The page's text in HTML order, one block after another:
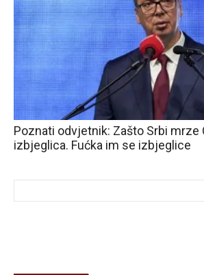
Poznati odvjetnik: Zašto Srbi mrze
izbjeglica. Fućka im se izbjeglice